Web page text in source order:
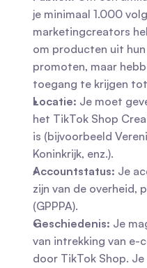
je minimaal 1.000
marketingcreators
om producten uit
promoten, maar
toegang te krijgen
Locatie: Je moet
het TikTok Shop
is (bijvoorbeeld
Koninkrijk, enz.).
Accountstatus: Je
zijn van de
(GPPPA).
Geschiedenis: Je
van intrekking van e-
door TikTok Shop.